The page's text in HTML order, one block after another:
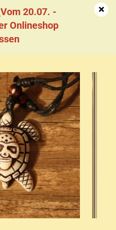
Vom 20.07. -
Onlineshop